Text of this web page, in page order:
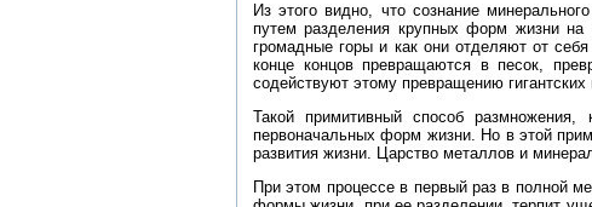
Из этого видно, что сознание
путем разделения крупных форм жизни
громадные горы и как они отделяют от
конце концов превращаются в песок,
содействуют этому превращению
Такой примитивный способ
первоначальных форм жизни. Но в этой
развития жизни. Царство металлов и
При этом процессе в первый раз в полной